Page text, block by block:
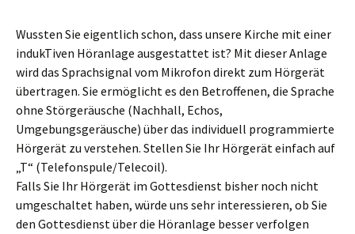
Wussten Sie eigentlich schon, dass unsere Kirche mit einer
indukTiven Höranlage ausgestattet ist? Mit dieser Anlage
wird das Sprachsignal vom Mikrofon direkt zum Hörgerät
übertragen. Sie ermöglicht es den Betroffenen, die Sprache
ohne Störgeräusche (Nachhall, Echos,
Umgebungsgeräusche) über das individuell programmierte
Hörgerät zu verstehen. Stellen Sie Ihr Hörgerät einfach auf
„T“ (Telefonspule/Telecoil).
Falls Sie Ihr Hörgerät im Gottesdienst bisher noch nicht
umgeschaltet haben, würde uns sehr interessieren, ob Sie
den Gottesdienst über die Höranlage besser verfolgen